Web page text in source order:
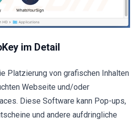
im Detail
Platzierung von grafischen Inhalten
Webseite und/oder
Diese Software kann Pop-ups,
und andere aufdringliche